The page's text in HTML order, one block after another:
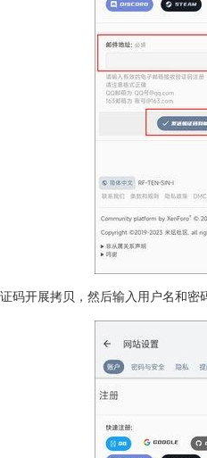
码开展拷贝，然后输入用户名和密